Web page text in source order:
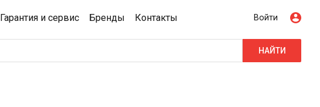
Гарантия и сервис Бренды Контакты Войти
НАЙТИ